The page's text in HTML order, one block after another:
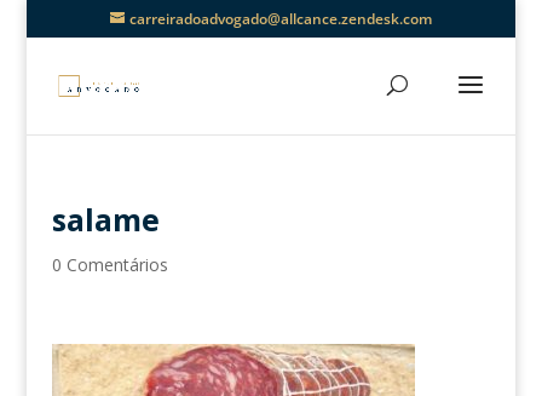
carreiradoadvogado@allcance.zendesk.com
salame
0 Comentários